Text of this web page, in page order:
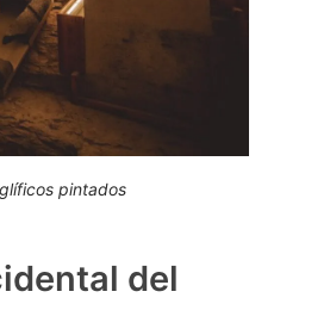
pintados
del